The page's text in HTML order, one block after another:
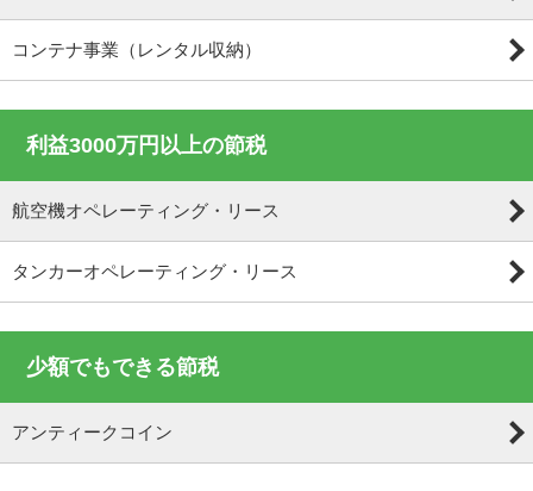
コンテナ事業（レンタル収納）
利益3000万円以上の節税
航空機オペレーティング・リース
タンカーオペレーティング・リース
少額でもできる節税
アンティークコイン